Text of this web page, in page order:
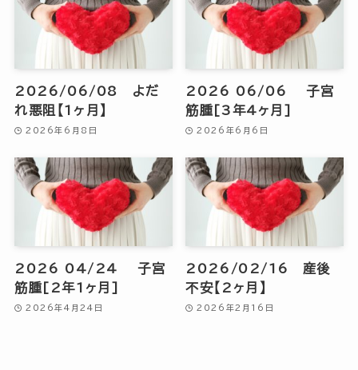
2026/06/08 よだ
れ悪阻【1ヶ月】
2026年6月8日
2026 06/06 子宮
筋腫[3年4ヶ月]
2026年6月6日
2026 04/24 子宮
筋腫[2年1ヶ月]
2026年4月24日
2026/02/16 産後
不安【2ヶ月】
2026年2月16日